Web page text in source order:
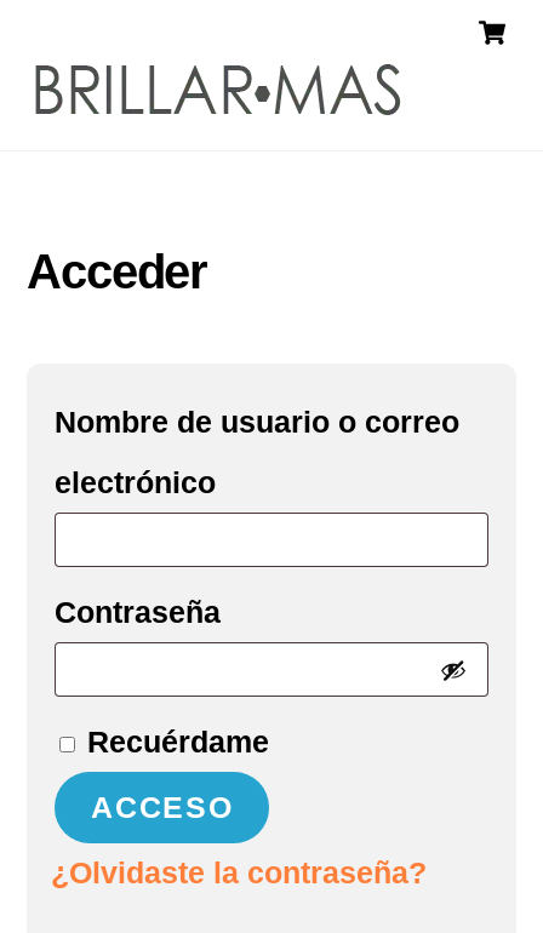
content
Menu
Acceder
Nombre de usuario o correo
electrónico
Contraseña
Recuérdame
ACCESO
¿Olvidaste la contraseña?